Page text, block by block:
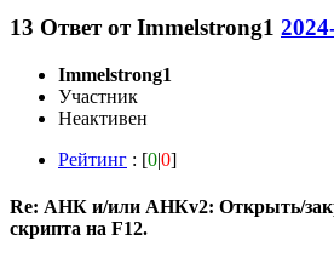
13 Ответ отImmelstrong1
Immelstrong1
Участник
Неактивен
Рейтинг : [0|0]
Re: АНК и/или АНКv2: Открыть/
скрипта на F12.